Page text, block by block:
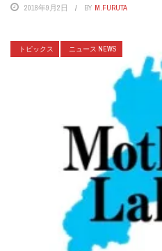
2018年9月2日 BY M.FURUTA
トピックス ニュース NEWS